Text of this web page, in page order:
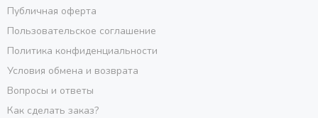
Публичная оферта
Пользовательское соглашение
Политика конфиденциальности
Условия обмена и возврата
Вопросы и ответы
Как сделать заказ?